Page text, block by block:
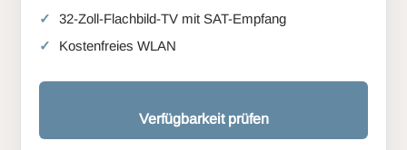
32-Zoll-Flachbild-TV mit SAT-Empfang
Kostenfreies WLAN
Verfügbarkeit prüfen